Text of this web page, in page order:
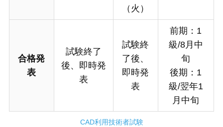
（火）
合格発
表
試験終了
後、即時発
表
試験終
了後、
即時発
表
前期：1
級/8月中
旬
後期：1
級/翌年1
月中旬
CAD利用技術者試験